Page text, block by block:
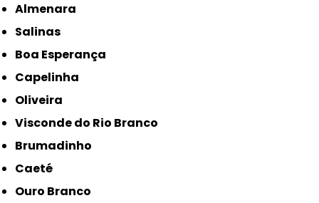
Almenara
Salinas
Boa Esperança
Capelinha
Oliveira
Visconde do Rio Branco
Brumadinho
Caeté
Ouro Branco